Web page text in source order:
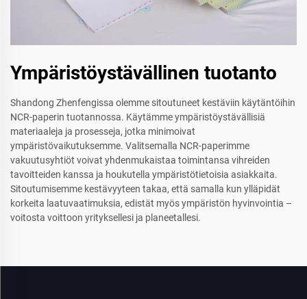
Ympäristöystävällinen tuotanto
Shandong Zhenfengissa olemme sitoutuneet kestäviin käytäntöihin
NCR-paperin tuotannossa. Käytämme ympäristöystävällisiä
materiaaleja ja prosesseja, jotka minimoivat
ympäristövaikutuksemme. Valitsemalla NCR-paperimme
vakuutusyhtiöt voivat yhdenmukaistaa toimintansa vihreiden
tavoitteiden kanssa ja houkutella ympäristötietoisia asiakkaita.
Sitoutumisemme kestävyyteen takaa, että samalla kun ylläpidät
korkeita laatuvaatimuksia, edistät myös ympäristön hyvinvointia –
voitosta voittoon yrityksellesi ja planeetallesi.